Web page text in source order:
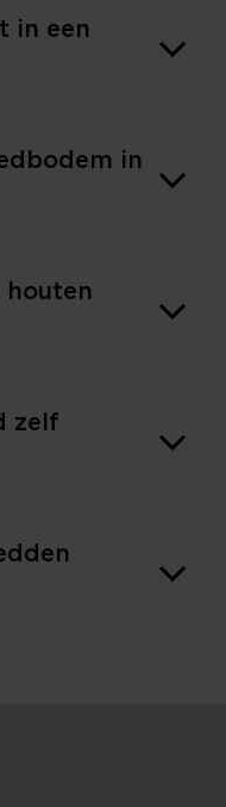
in een
in
houten
zelf